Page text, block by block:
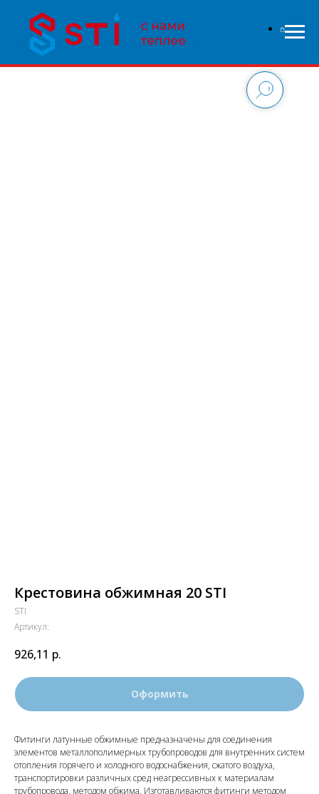
В связи с высокой нагрузкой на сайт - заказы
обрабатываются дольше чем обычно, приносим свои
извинения и надеемся на понимание с вашей стороны.
Крестовина обжимная 20 STI
STI
Артикул:
926,11 р.
Оформить
Фитинги латунные обжимные предназначены для соединения
элементов металлополимерных трубопроводов для внутренних систем
отопления горячего и холодного водоснабжения, сжатого воздуха,
транспортировки различных сред неагрессивных к материалам
трубопровода, методом обжима. Изготавливаются фитинги методом